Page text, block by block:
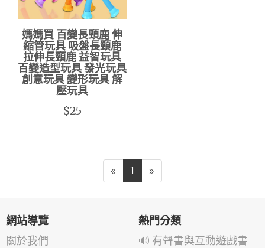
媽媽買 百變長頸鹿 伸
縮管玩具 吸盤長頸鹿
拉伸長頸鹿 益智玩具
百變造型玩具 發光玩具
創意玩具 變形玩具 解
壓玩具
$25
« 1 »
網站導覽
關於我們
熱門分類
🔊 有聲書與互動遊戲書